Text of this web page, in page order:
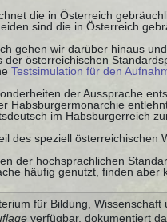
die in Österreich
sind die in Österreich
gehen wir darüber hinaus
der österreichischen
Testsimulation für den
der Aussprache
Habsburgermonarchie
im Habsburgerreich
des speziell österreichischen
der hochsprachlichen
häufig genutzt, finden aber
für Bildung,
verfügbar, dokumentiert